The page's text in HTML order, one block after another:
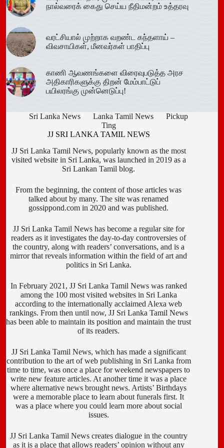
நால்வரைக் கைது செய்ய நீதிமன்றம் உத்தரவு
வரட்சியால் முற்றாக வறண்ட கந்தளாய் –
விவசாயிகள், மீனவர்கள் பாதிப்பு
காணி ஆவணங்களை விரைவுபடுத்த அரச
அதிகாரிகளுக்கு திறன் மேம்பாட்டுப்
பயிலரங்கு முன்னெடுப்பு!
Sri Lanka News Lanka Tamil News
Pickup
Ting
JJ SRI LANKA TAMIL NEWS
JJ Sri Lanka Tamil News, popularly known as the most
visited website in Sri Lanka, was launched in 2019 as a
Sri Lankan Tamil blog.
From the beginning, the content of those articles was
talked about by many. The site was renamed
gossippond.com in 2020 and was published.
JJ Sri Lanka Tamil News has become a regular site for
readers as it investigates the day-to-day controversies of
the country, along with readers’ conversations, and is a
mirror that reveals information within the field of art and
politics in Sri Lanka.
In February 2021, JJ Sri Lanka Tamil News was ranked
among the 100 most visited websites in Sri Lanka
according to the internationally acclaimed Alexa web
rankings. From then until now, JJ Sri Lanka Tamil News
has been able to maintain its position and maintain the trust
of its readers.
JJ Sri Lanka Tamil News, which has made a significant
contribution to the art of web publishing in Sri Lanka from
time to time, was once a place for weekend newspapers to
write new feature articles. At another time it was a place
where alternative news brought news. Artists’ Birthdays
were a memorable place to learn about funerals first. It
was a place where you could learn more about social
issues.
JJ Sri Lanka Tamil News creates dialogue in the country
as it is a place that allows readers’ opinion without any